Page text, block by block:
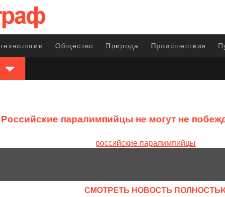
Общество Природа Происшествия
Российские паралимпийцы не могут не
CМОТРЕТЬ НОВОСТЬ